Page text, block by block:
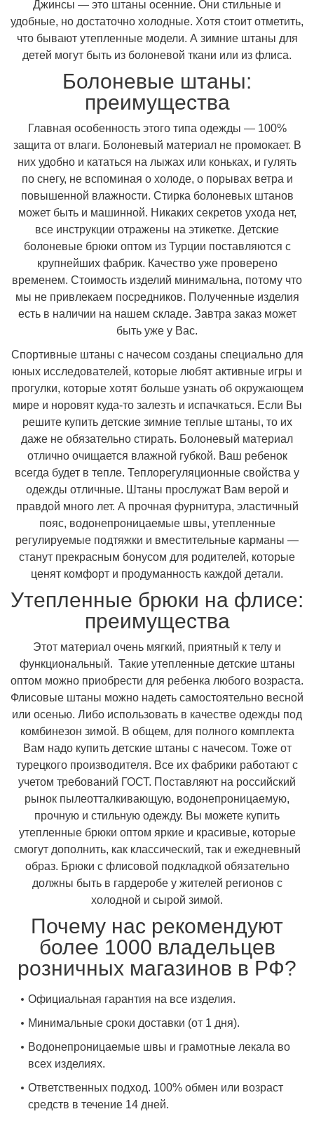
Джинсы — это штаны осенние. Они стильные и
удобные, но достаточно холодные. Хотя стоит отметить,
что бывают утепленные модели. А зимние штаны для
детей могут быть из болоневой ткани или из флиса.
Болоневые штаны:
преимущества
Главная особенность этого типа одежды — 100%
защита от влаги. Болоневый материал не промокает. В
них удобно и кататься на лыжах или коньках, и гулять
по снегу, не вспоминая о холоде, о порывах ветра и
повышенной влажности. Стирка болоневых штанов
может быть и машинной. Никаких секретов ухода нет,
все инструкции отражены на этикетке. Детские
болоневые брюки оптом из Турции поставляются с
крупнейших фабрик. Качество уже проверено
временем. Стоимость изделий минимальна, потому что
мы не привлекаем посредников. Полученные изделия
есть в наличии на нашем складе. Завтра заказ может
быть уже у Вас.
Спортивные штаны с начесом созданы специально для
юных исследователей, которые любят активные игры и
прогулки, которые хотят больше узнать об окружающем
мире и норовят куда-то залезть и испачкаться. Если Вы
решите купить детские зимние теплые штаны, то их
даже не обязательно стирать. Болоневый материал
отлично очищается влажной губкой. Ваш ребенок
всегда будет в тепле. Теплорегуляционные свойства у
одежды отличные. Штаны прослужат Вам верой и
правдой много лет. А прочная фурнитура, эластичный
пояс, водонепроницаемые швы, утепленные
регулируемые подтяжки и вместительные карманы —
станут прекрасным бонусом для родителей, которые
ценят комфорт и продуманность каждой детали.
Утепленные брюки на флисе:
преимущества
Этот материал очень мягкий, приятный к телу и
функциональный. Такие утепленные детские штаны
оптом можно приобрести для ребенка любого возраста.
Флисовые штаны можно надеть самостоятельно весной
или осенью. Либо использовать в качестве одежды под
комбинезон зимой. В общем, для полного комплекта
Вам надо купить детские штаны с начесом. Тоже от
турецкого производителя. Все их фабрики работают с
учетом требований ГОСТ. Поставляют на российский
рынок пылеотталкивающую, водонепроницаемую,
прочную и стильную одежду. Вы можете купить
утепленные брюки оптом яркие и красивые, которые
смогут дополнить, как классический, так и ежедневный
образ. Брюки с флисовой подкладкой обязательно
должны быть в гардеробе у жителей регионов с
холодной и сырой зимой.
Почему нас рекомендуют
более 1000 владельцев
розничных магазинов в РФ?
Официальная гарантия на все изделия.
Минимальные сроки доставки (от 1 дня).
Водонепроницаемые швы и грамотные лекала во
всех изделиях.
Ответственных подход. 100% обмен или возраст
средств в течение 14 дней.